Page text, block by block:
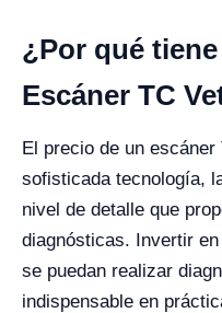
¿Por qué
Escáner TC
El precio de un
sofisticada tecnología,
nivel de detalle que
diagnósticas. Invertir
se puedan realizar
indispensable en